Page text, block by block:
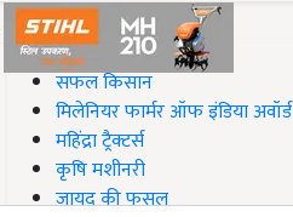
#Top on Krishi Jagran
सफल किसान
मिलेनियर फार्मर ऑफ इंडिया अवॉर्ड
महिंद्रा ट्रैक्टर्स
कृषि मशीनरी
जायद की फसल